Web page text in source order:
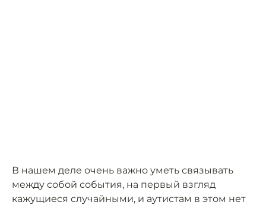
В нашем деле очень важно уметь связывать
между собой события, на первый взгляд
кажущиеся случайными, и аутистам в этом нет